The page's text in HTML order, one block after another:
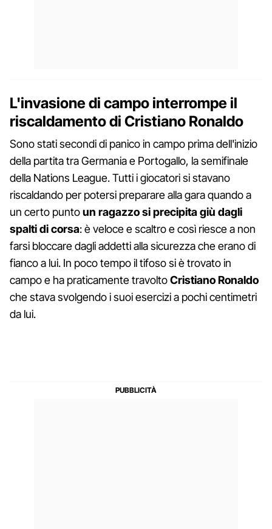
L'invasione di campo interrompe il
riscaldamento di Cristiano Ronaldo
Sono stati secondi di panico in campo prima dell'inizio
della partita tra Germania e Portogallo, la semifinale
della Nations League. Tutti i giocatori si stavano
riscaldando per potersi preparare alla gara quando a
un certo puntoun ragazzo si precipita giù dagli
spalti di corsa: è veloce e scaltro e così riesce a non
farsi bloccare dagli addetti alla sicurezza che erano di
fianco a lui. In poco tempo il tifoso si è trovato in
campo e ha praticamente travoltoCristiano Ronaldo
che stava svolgendo i suoi esercizi a pochi centimetri
da lui.